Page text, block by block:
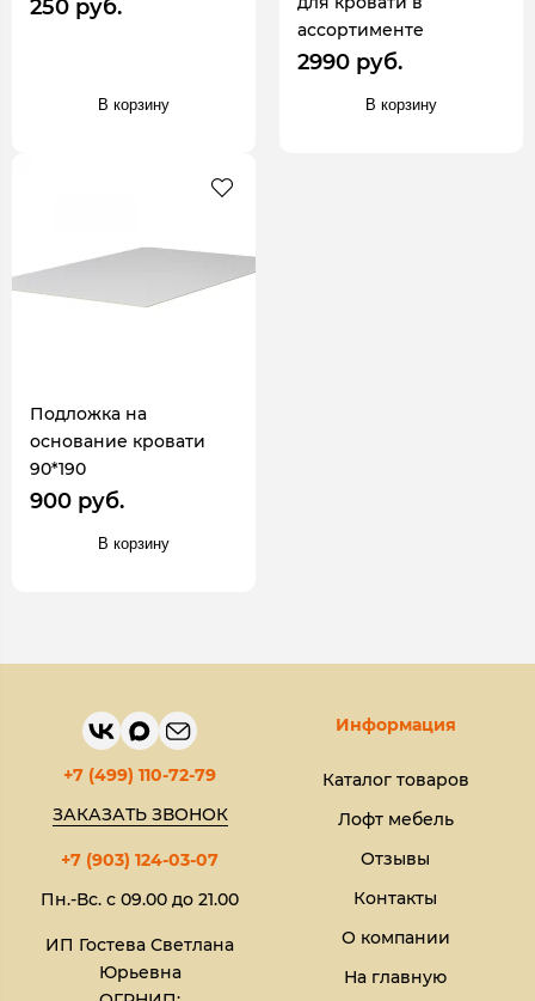
250 руб.
В корзину
ассортименте
2990 руб.
В корзину
Подложка на
основание кровати
90*190
900 руб.
В корзину
+7 (499) 110-72-79
ЗАКАЗАТЬ ЗВОНОК
+7 (903) 124-03-07
Пн.-Вс. с 09.00 до 21.00
ИП Гостева Светлана
Юрьевна​
Информация
Каталог товаров
Лофт мебель
Отзывы
Контакты
О компании
На главную